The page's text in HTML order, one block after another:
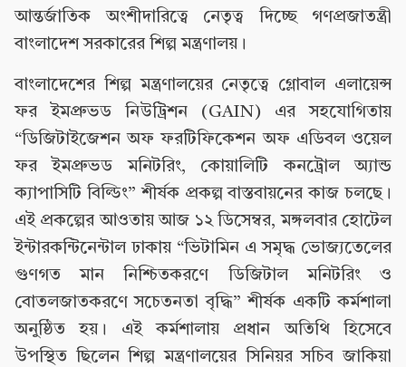
আন্তর্জাতিক অংশীদারিত্বে নেতৃত্ব দিচ্ছে গণপ্রজাতন্ত্রী
বাংলাদেশ সরকারের শিল্প মন্ত্রণালয়।
বাংলাদেশের শিল্প মন্ত্রণালয়ের নেতৃত্বে গ্লোবাল এলায়েন্স
ফর ইমপ্রুভড নিউট্রিশন (GAIN) এর সহযোগিতায়
“ডিজিটাইজেশন অফ ফরটিফিকেশন অফ এডিবল ওয়েল
ফর ইমপ্রুভড মনিটরিং, কোয়ালিটি কনট্রোল অ্যান্ড
ক্যাপাসিটি বিল্ডিং” শীর্ষক প্রকল্প বাস্তবায়নের কাজ চলছে।
এই প্রকল্পের আওতায় আজ ১২ ডিসেম্বর, মঙ্গলবার হোটেল
ইন্টারকন্টিনেন্টাল ঢাকায় “ভিটামিন এ সমৃদ্ধ ভোজ্যতেলের
গুণগত মান নিশ্চিতকরণে ডিজিটাল মনিটরিং ও
বোতলজাতকরণে সচেতনতা বৃদ্ধি” শীর্ষক একটি কর্মশালা
অনুষ্ঠিত হয়। এই কর্মশালায় প্রধান অতিথি হিসেবে
উপস্থিত ছিলেন শিল্প মন্ত্রণালয়ের সিনিয়র সচিব জাকিয়া